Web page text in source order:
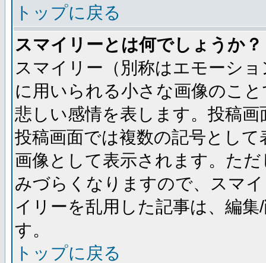
トップに戻る
スマイリーとは何でしょうか？
スマイリー（別称はエモーシ
に用いられる小さな画像のこ
悲しい感情を表します。投稿
投稿画面では複数の記号とし
画像として表示されます。た
みづらくなりますので、スマ
イリーを乱用した記事は、編
す。
トップに戻る